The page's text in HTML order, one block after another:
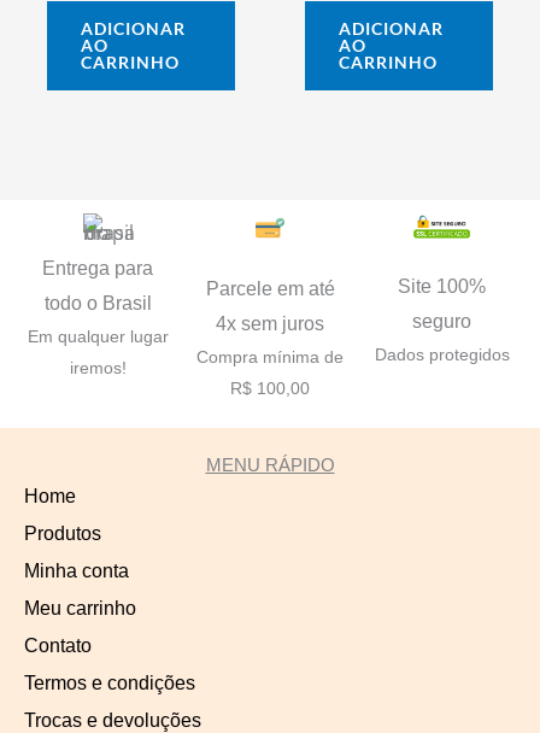
ADICIONAR
AO
CARRINHO
ADICIONAR
AO
CARRINHO
Entrega para
todo o Brasil
Em qualquer lugar
iremos!
Parcele em até
4x sem juros
Compra mínima de
R$ 100,00
Site 100%
seguro
Dados protegidos
MENU RÁPIDO
Home
Produtos
Minha conta
Meu carrinho
Contato
Termos e condições
Trocas e devoluções